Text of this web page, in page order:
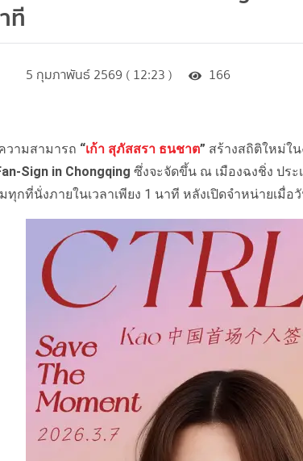
ที
5 กุมภาพันธ์ 2569 ( 12:23 ) 166
วามสามารถ “เก้า สุภัสสรา ธนชาต” สร้างสถิติใหม่ใ
Sign in Chongqing ซึ่งจะจัดขึ้น ณ เมืองฉงชิ่ง ปร
ทุกที่นั่งภายในเวลาเพียง 1 นาที หลังเปิดจำหน่ายเมื่